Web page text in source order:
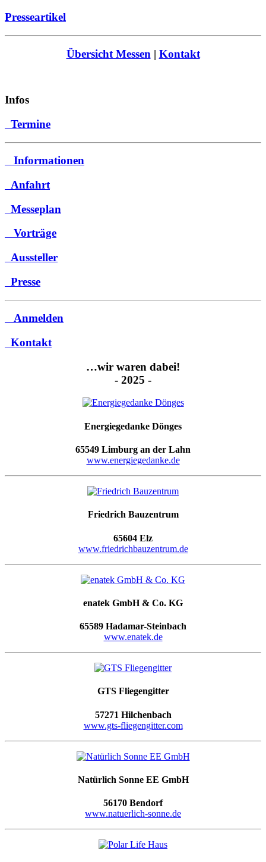
Presseartikel
Übersicht Messen | Kontakt
Infos
Termine
Informationen
Anfahrt
Messeplan
Vorträge
Aussteller
Presse
Anmelden
Kontakt
…wir waren dabei!
- 2025 -
Energiegedanke Dönges
65549 Limburg an der Lahn
www.energiegedanke.de
Friedrich Bauzentrum
65604 Elz
www.friedrichbauzentrum.de
enatek GmbH & Co. KG
65589 Hadamar-Steinbach
www.enatek.de
GTS Fliegengitter
57271 Hilchenbach
www.gts-fliegengitter.com
Natürlich Sonne EE GmbH
56170 Bendorf
www.natuerlich-sonne.de